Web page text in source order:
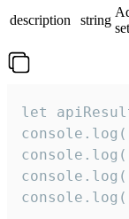
description
string
let